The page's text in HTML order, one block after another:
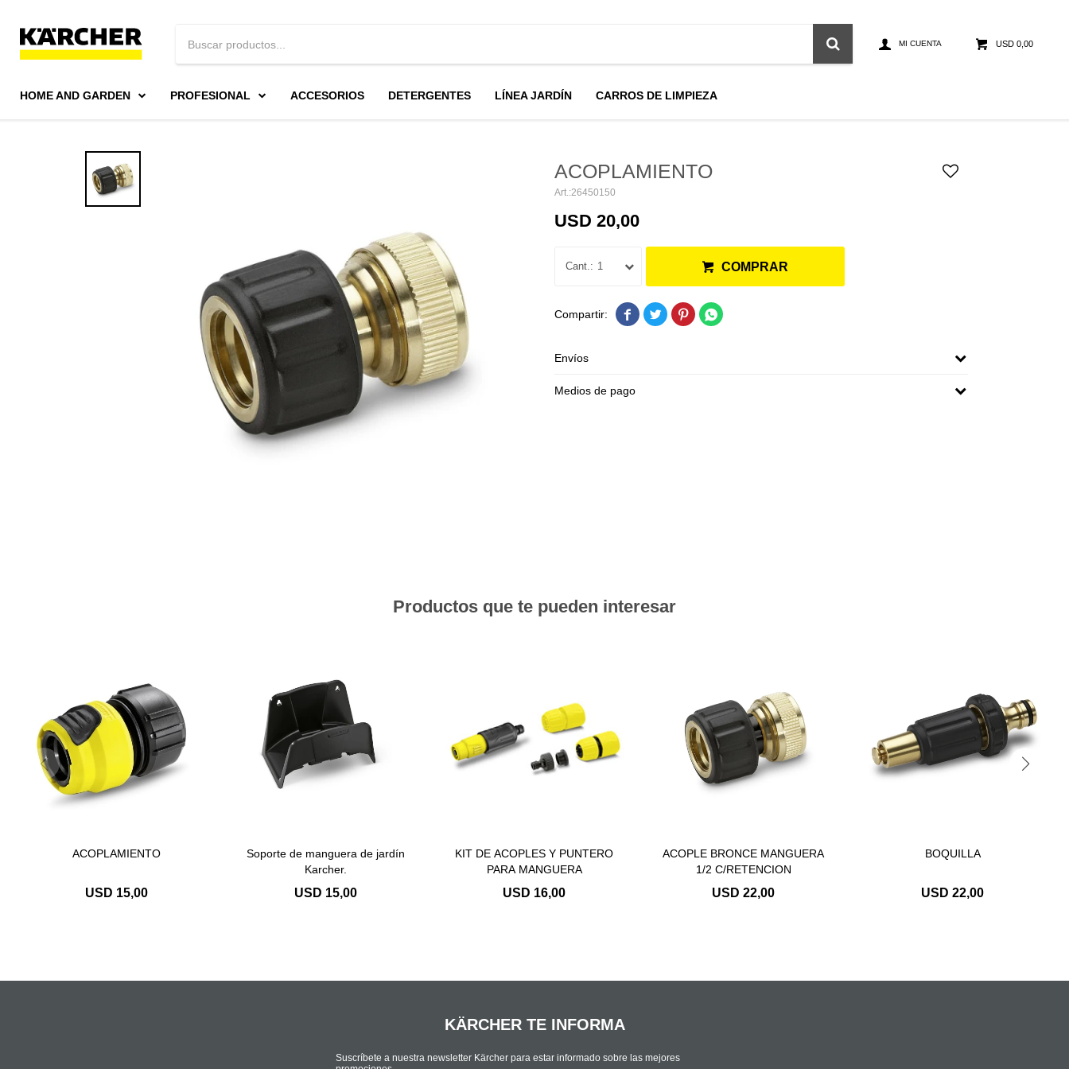
HOME AND GARDEN PROFESIONAL ACCESORIOS DETERGENTES LÍNEA JARDÍN CARROS DE LIMPIEZA
USD 0,00
ACOPLAMIENTO
26450150
USD 20,00
1 COMPRAR
   
Envíos
Medios de pago
Productos que te pueden interesar
ACOPLAMIENTO
USD 15,00
Soporte de manguera de jardín
Karcher.
USD 15,00
KIT DE ACOPLES Y PUNTERO
PARA MANGUERA
USD 16,00
ACOPLE BRONCE MANGUERA
1/2 C/RETENCION
USD 22,00
BOQUILLA
USD 22,00
KÄRCHER TE INFORMA
Suscríbete a nuestra newsletter Kärcher para estar informado sobre las mejores